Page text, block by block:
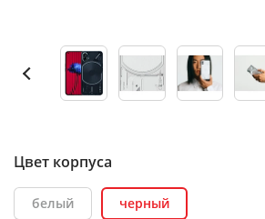
Цвет корпуса
белый черный